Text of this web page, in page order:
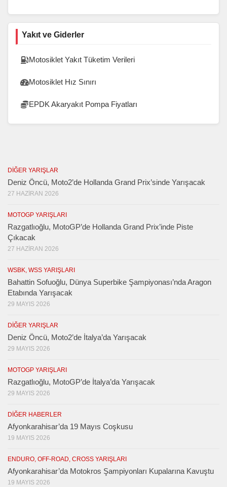
Yakıt ve Giderler
Motosiklet Yakıt Tüketim Verileri
Motosiklet Hız Sınırı
EPDK Akaryakıt Pompa Fiyatları
DIĞER YARIŞLAR
Deniz Öncü, Moto2’de Hollanda Grand Prix’sinde Yarışacak
27 HAZIRAN 2026
MOTOGP YARIŞLARI
Razgatlıoğlu, MotoGP’de Hollanda Grand Prix’inde Piste
Çıkacak
27 HAZIRAN 2026
WSBK, WSS YARIŞLARI
Bahattin Sofuoğlu, Dünya Superbike Şampiyonası’nda Aragon
Etabında Yarışacak
29 MAYIS 2026
DIĞER YARIŞLAR
Deniz Öncü, Moto2’de İtalya’da Yarışacak
29 MAYIS 2026
MOTOGP YARIŞLARI
Razgatlıoğlu, MotoGP’de İtalya’da Yarışacak
29 MAYIS 2026
DIĞER HABERLER
Afyonkarahisar’da 19 Mayıs Coşkusu
19 MAYIS 2026
ENDURO, OFF-ROAD, CROSS YARIŞLARI
Afyonkarahisar’da Motokros Şampiyonları Kupalarına Kavuştu
19 MAYIS 2026